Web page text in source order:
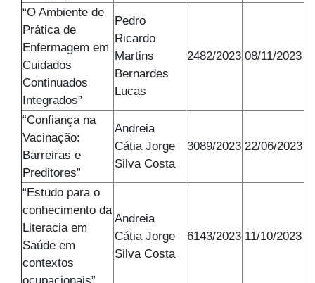
“O Ambiente de
Prática de
Enfermagem em
Cuidados
Continuados
Integrados”
Pedro
Ricardo
Martins
Bernardes
Lucas
2482/2023 08/11/2023
“Confiança na
Vacinação:
Barreiras e
Preditores”
Andreia
Cátia Jorge
Silva Costa
3089/2023 22/06/2023
“Estudo para o
conhecimento da
Literacia em
Saúde em
contextos
ocupacionais”
Andreia
Cátia Jorge
Silva Costa
6143/2023 11/10/2023